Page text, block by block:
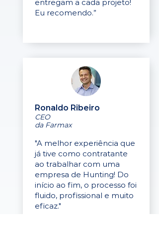
entregam a cada projeto!
Eu recomendo.”
Ronaldo Ribeiro
CEO
da Farmax
"A melhor experiência que
já tive como contratante
ao trabalhar com uma
empresa de Hunting! Do
início ao fim, o processo foi
fluido, profissional e muito
eficaz."